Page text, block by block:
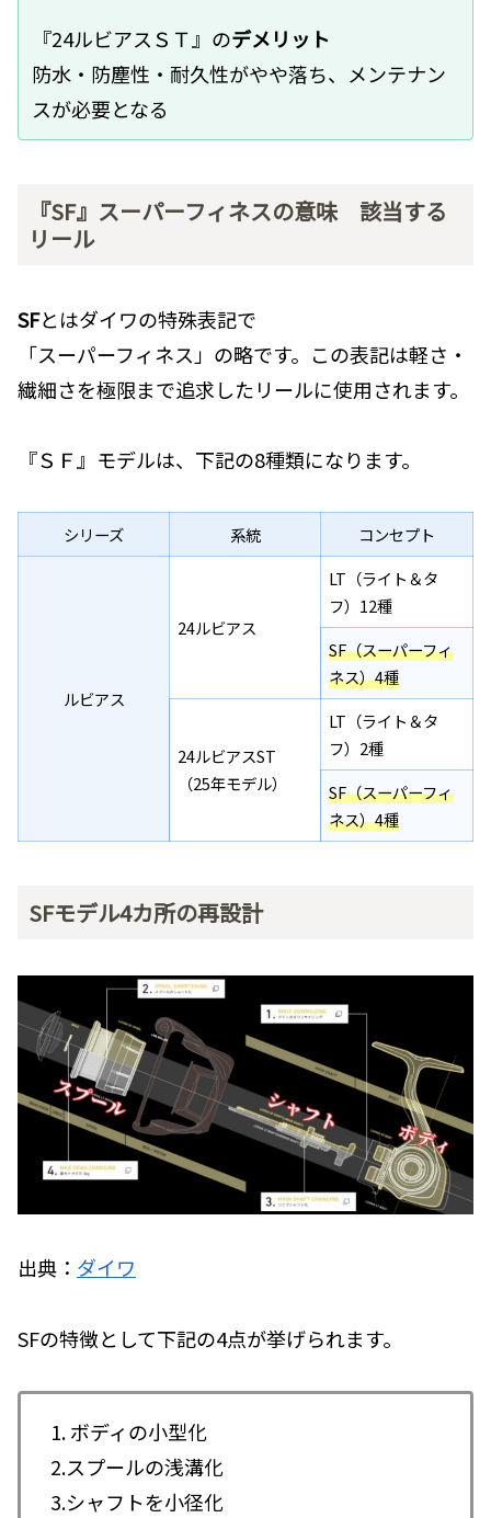
『24ルビアスＳＴ』のデメリット
防水・防塵性・耐久性がやや落ち、メンテナン
スが必要となる
『SF』スーパーフィネスの意味 該当する
リール
SFとはダイワの特殊表記で
「スーパーフィネス」の略です。この表記は軽さ・
繊細さを極限まで追求したリールに使用されます。
『ＳＦ』モデルは、下記の8種類になります。
シリーズ 系統 コンセプト
ルビアス
24ルビアス
LT（ライト＆タ
フ）12種
SF（スーパーフィ
ネス）4種
24ルビアスST
（25年モデル）
LT（ライト＆タ
フ）2種
SF（スーパーフィ
ネス）4種
SFモデル4カ所の再設計
出典： ダイワ
SFの特徴として下記の4点が挙げられます。
1. ボディの小型化
2.スプールの浅溝化
3.シャフトを小径化